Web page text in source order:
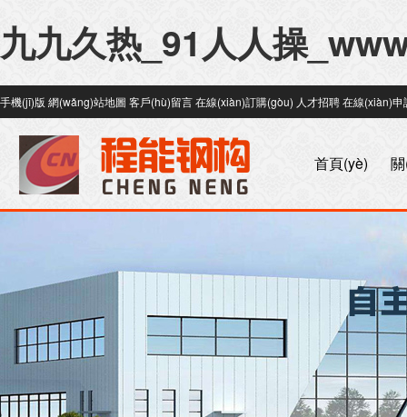
九九久热_91人人操
手機(jī)版 網(wǎng)站地圖 客戶(hù)留言在線(xiàn)訂購(gòu) 人才招聘在線(xiàn)申
首頁(yè)